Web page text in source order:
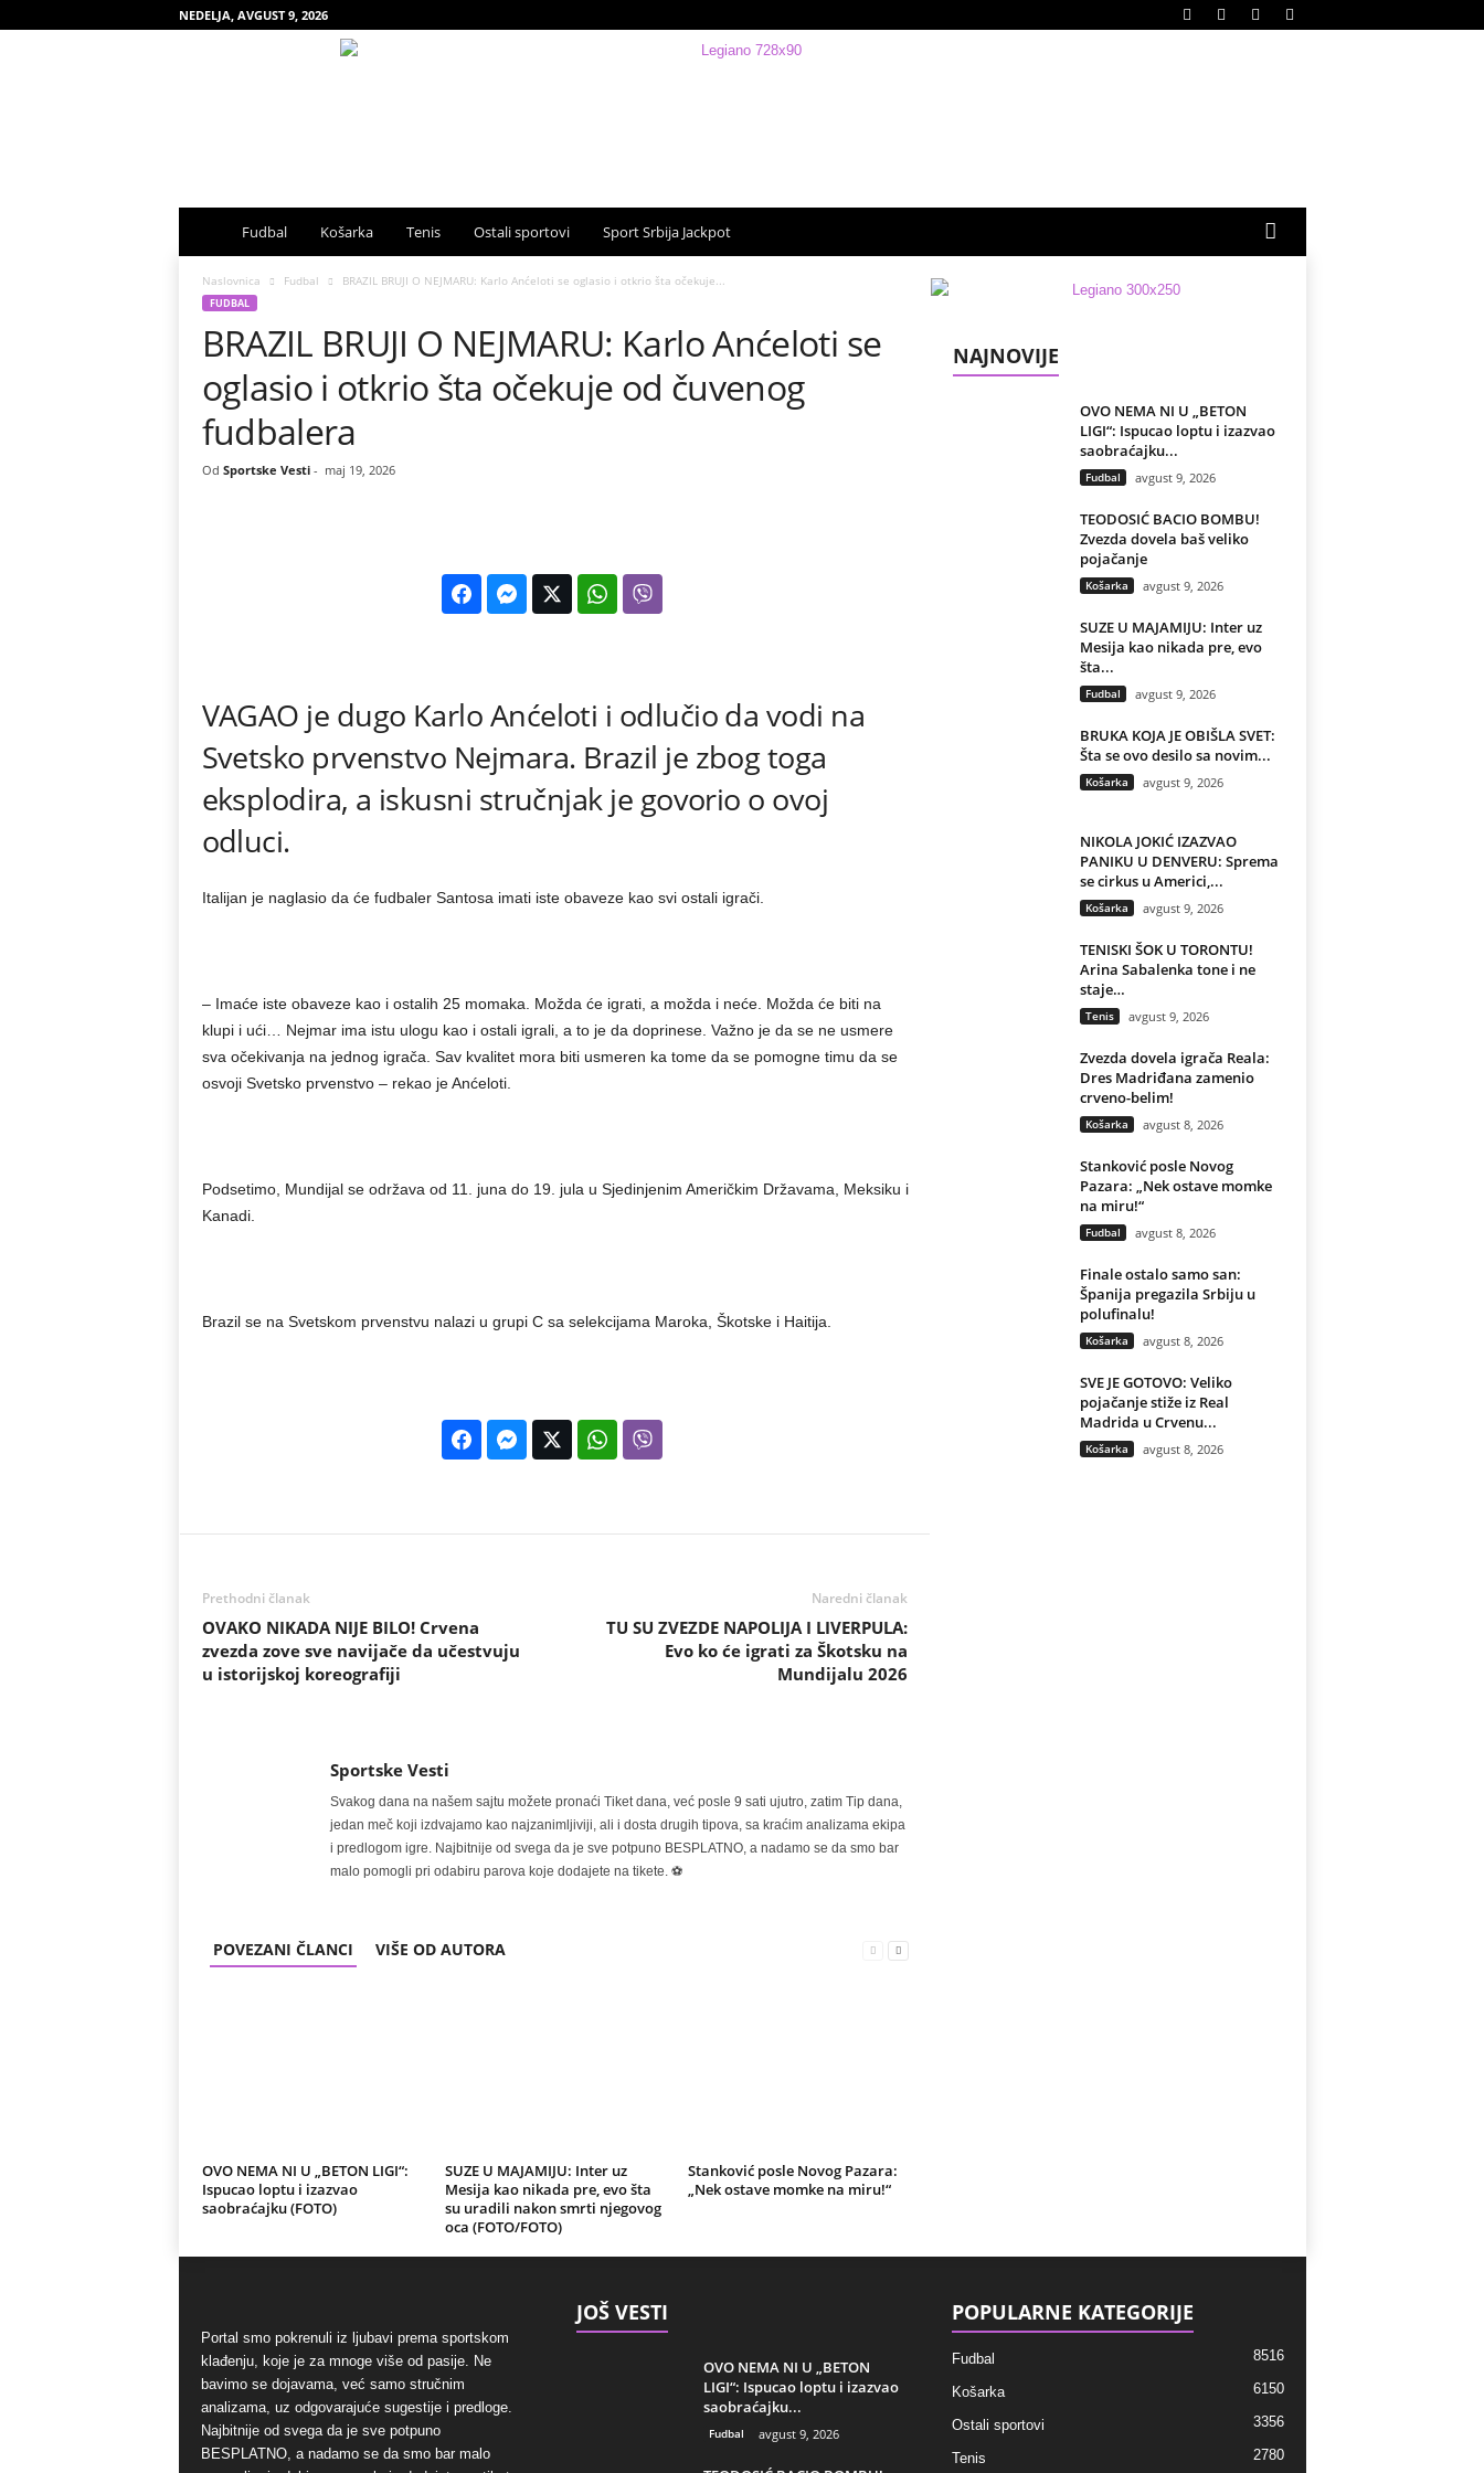
NEDELJA, AVGUST 9, 2026
p
o
s
s
t
Fudbal Košarka Tenis Ostali sportovi Sport Srbija Jackpot
Naslovnica Fudbal BRAZIL BRUJI O NEJMARU: Karlo Anćeloti se oglasio i otkrio šta očekuje...
FUDBAL
BRAZIL BRUJI O NEJMARU: Karlo Anćeloti se
oglasio i otkrio šta očekuje od čuvenog
fudbalera
Od Sportske Vesti- maj 19, 2026
VAGAO je dugo Karlo Anćeloti i odlučio da vodi na
Svetsko prvenstvo Nejmara. Brazil je zbog toga
eksplodira, a iskusni stručnjak je govorio o ovoj
odluci.
Italijan je naglasio da će fudbaler Santosa imati iste obaveze kao svi ostali igrači.
– Imaće iste obaveze kao i ostalih 25 momaka. Možda će igrati, a možda i neće. Možda će biti na
klupi i ući… Nejmar ima istu ulogu kao i ostali igrali, a to je da doprinese. Važno je da se ne usmere
sva očekivanja na jednog igrača. Sav kvalitet mora biti usmeren ka tome da se pomogne timu da se
osvoji Svetsko prvenstvo – rekao je Anćeloti.
Podsetimo, Mundijal se održava od 11. juna do 19. jula u Sjedinjenim Američkim Državama, Meksiku i
Kanadi.
Brazil se na Svetskom prvenstvu nalazi u grupi C sa selekcijama Maroka, Škotske i Haitija.
Prethodni članak
OVAKO NIKADA NIJE BILO! Crvena
zvezda zove sve navijače da učestvuju
u istorijskoj koreografiji
Naredni članak
TU SU ZVEZDE NAPOLIJA I LIVERPULA:
Evo ko će igrati za Škotsku na
Mundijalu 2026
Sportske Vesti
Svakog dana na našem sajtu možete pronaći Tiket dana, već posle 9 sati ujutro, zatim Tip dana,
jedan meč koji izdvajamo kao najzanimljiviji, ali i dosta drugih tipova, sa kraćim analizama ekipa
i predlogom igre. Najbitnije od svega da je sve potpuno BESPLATNO, a nadamo se da smo bar
malo pomogli pri odabiru parova koje dodajete na tikete. ⚽
POVEZANI ČLANCI VIŠE OD AUTORA
OVO NEMA NI U „BETON LIGI“:
Ispucao loptu i izazvao
saobraćajku (FOTO)
SUZE U MAJAMIJU: Inter uz
Mesija kao nikada pre, evo šta
su uradili nakon smrti njegovog
oca (FOTO/FOTO)
Stanković posle Novog Pazara:
„Nek ostave momke na miru!“
NAJNOVIJE
OVO NEMA NI U „BETON
LIGI“: Ispucao loptu i izazvao
saobraćajku...
Fudbal avgust 9, 2026
TEODOSIĆ BACIO BOMBU!
Zvezda dovela baš veliko
pojačanje
Košarka avgust 9, 2026
SUZE U MAJAMIJU: Inter uz
Mesija kao nikada pre, evo
šta...
Fudbal avgust 9, 2026
BRUKA KOJA JE OBIŠLA SVET:
Šta se ovo desilo sa novim...
Košarka avgust 9, 2026
NIKOLA JOKIĆ IZAZVAO
PANIKU U DENVERU: Sprema
se cirkus u Americi,...
Košarka avgust 9, 2026
TENISKI ŠOK U TORONTU!
Arina Sabalenka tone i ne
staje…
Tenis avgust 9, 2026
Zvezda dovela igrača Reala:
Dres Madriđana zamenio
crveno-belim!
Košarka avgust 8, 2026
Stanković posle Novog
Pazara: „Nek ostave momke
na miru!“
Fudbal avgust 8, 2026
Finale ostalo samo san:
Španija pregazila Srbiju u
polufinalu!
Košarka avgust 8, 2026
SVE JE GOTOVO: Veliko
pojačanje stiže iz Real
Madrida u Crvenu...
Košarka avgust 8, 2026
Portal smo pokrenuli iz ljubavi prema sportskom
klađenju, koje je za mnoge više od pasije. Ne
bavimo se dojavama, već samo stručnim
analizama, uz odgovarajuće sugestije i predloge.
Najbitnije od svega da je sve potpuno
BESPLATNO, a nadamo se da smo bar malo
JOŠ VESTI
OVO NEMA NI U „BETON
LIGI“: Ispucao loptu i izazvao
saobraćajku...
Fudbal avgust 9, 2026
POPULARNE KATEGORIJE
Fudbal 8516
Košarka 6150
Ostali sportovi 3356
Tenis 2780